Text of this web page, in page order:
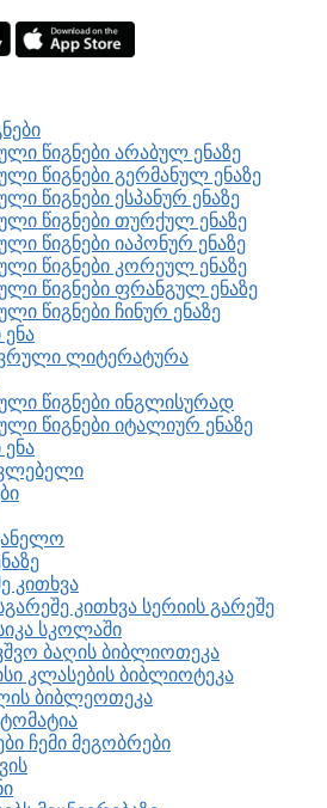
წიგნები არაბულ ენაზე
წიგნები გერმანულ ენაზე
წიგნები ესპანურ ენაზე
წიგნები თურქულ ენაზე
წიგნები იაპონურ ენაზე
წიგნები კორეულ ენაზე
წიგნები ფრანგულ ენაზე
წიგნები ჩინურ ენაზე
ლიტერატურა
წიგნები ინგლისურად
წიგნები იტალიურ ენაზე
კითხვა
კითხვა სერიის გარეშე
სკოლაში
ბაღის ბიბლიოთეკა
კლასების ბიბლიოტეკა
ბიბლეოთეკა
ჩემი მეგობრები